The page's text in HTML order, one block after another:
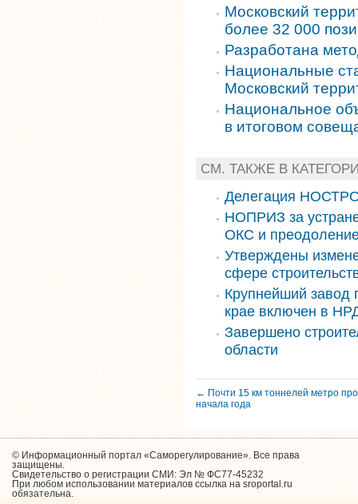
Московский
более 32 000
Разработана
Национальные
Московский
Национальное
в итоговом
СМ. ТАКЖЕ В
Делегация
НОПРИЗ за
ОКС и
Утверждены
сфере
Крупнейший завод
крае включен в
Завершено
области
← Почти 15 км тоннелей метро
начала года
© Информационный портал «Саморегулирование». Все права
защищены.
Свидетельство о регистрации СМИ: Эл № ФС77-45232
При любом использовании материалов ссылка на sroportal.ru
обязательна.